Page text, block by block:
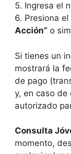
5. Ingresa el
6. Presiona
Acción” o
Si tienes un
mostrará la
de pago
y, en caso
autorizado
Consulta
momento,